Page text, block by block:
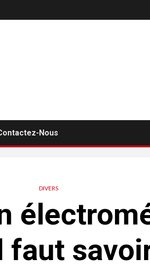
Nous
DIVERS
faut